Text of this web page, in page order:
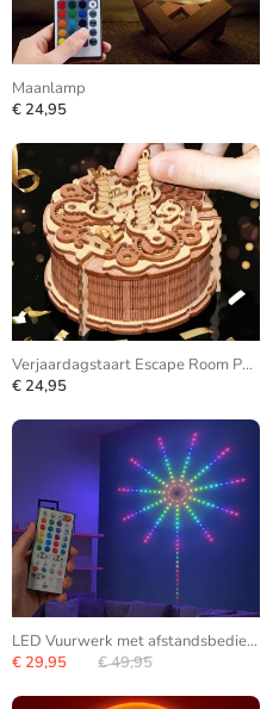
Maanlamp
€ 24,95
Verjaardagstaart Escape Room Puzzle Box
€ 24,95
LED Vuurwerk met afstandsbediening
€ 29,95
€ 49,95